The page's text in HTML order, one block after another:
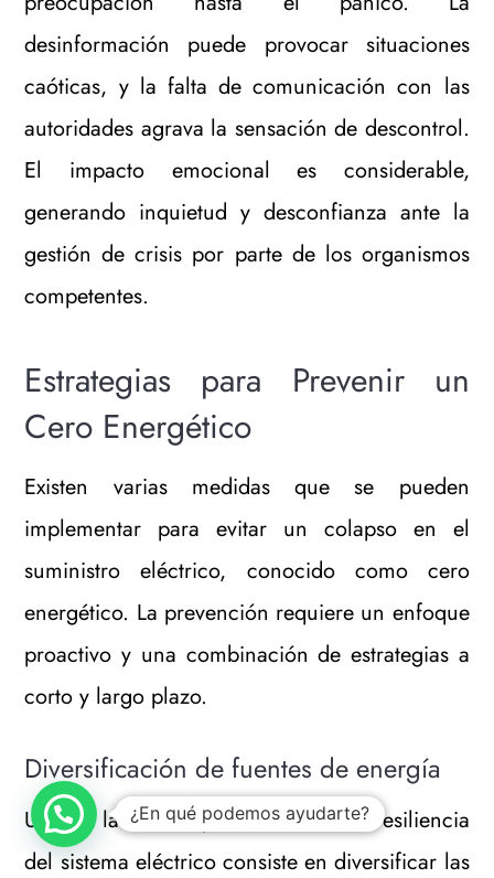
desinformación puede provocar situaciones
caóticas, y la falta de comunicación con las
autoridades agrava la sensación de descontrol.
El impacto emocional es considerable,
generando inquietud y desconfianza ante la
gestión de crisis por parte de los organismos
competentes.
Estrategias para Prevenir un
Cero Energético
Existen varias medidas que se pueden
implementar para evitar un colapso en el
suministro eléctrico, conocido como cero
energético. La prevención requiere un enfoque
proactivo y una combinación de estrategias a
corto y largo plazo.
Diversificación de fuentes de energía
Una de las claves para fortalecer la resiliencia
del sistema eléctrico consiste en diversificar las
¿En qué podemos ayudarte?